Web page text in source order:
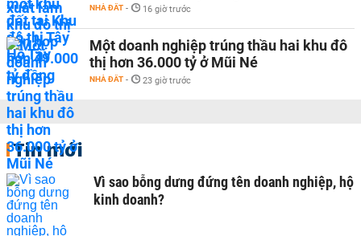
NHÀ ĐẤT - 16 giờ trước
Một doanh nghiệp trúng thầu hai khu đô
thị hơn 36.000 tỷ ở Mũi Né
NHÀ ĐẤT - 23 giờ trước
Tin mới
Vì sao bỗng dưng đứng tên doanh nghiệp, hộ
kinh doanh?